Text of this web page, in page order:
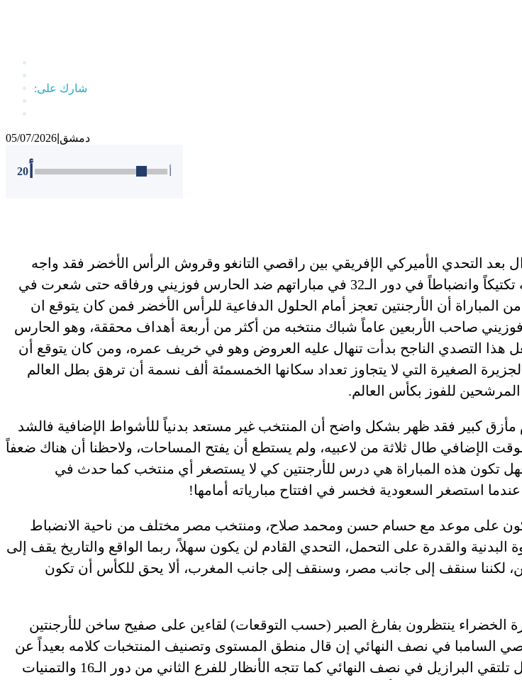
05/07/2026 دمشق
20
بعد التحدي الأميركي الإفريقي بين راقصي التانغو وقروش الرأس الأخضر فقد واجه
ميسي ورفاقه تكتيكاً وانضباطاً في دور الـ32 في مباراتهم ضد الحارس فوزيني ورفاقه حتى شعرت في
المباراة أن الأرجنتين تعجز أمام الحلول الدفاعية للرأس الأخضر فمن كان يتوقع ان
صاحب الأربعين عاماً شباك منتخبه من أكثر من أربعة أهداف محققة، وهو الحارس
هذا التصدي الناجح بدأت تنهال عليه العروض وهو في خريف عمره، ومن كان يتوقع أن
الصغيرة التي لا يتجاوز تعداد سكانها الخمسمئة ألف نسمة أن ترهق بطل العالم
المرشحين للفوز بكأس العالم.
مأزق كبير فقد ظهر بشكل واضح أن المنتخب غير مستعد بدنياً للأشواط الإضافية فالشد
الإضافي طال ثلاثة من لاعبيه، ولم يستطع أن يفتح المساحات، ولاحظنا أن هناك ضعفاً
فهل تكون هذه المباراة هي درس للأرجنتين كي لا يستصغر أي منتخب كما حدث في
استصغر السعودية فخسر في افتتاح مبارياته أمامها!
على موعد مع حسام حسن ومحمد صلاح، ومنتخب مصر مختلف من ناحية الانضباط
البدنية والقدرة على التحمل، التحدي القادم لن يكون سهلاً، ربما الواقع والتاريخ يقف إلى
لكننا سنقف إلى جانب مصر، وسنقف إلى جانب المغرب، ألا يحق للكأس أن تكون
الخضراء ينتظرون بفارغ الصبر (حسب التوقعات) لقاءين على صفيح ساخن للأرجنتين
السامبا في نصف النهائي إن قال منطق المستوى وتصنيف المنتخبات كلامه بعيداً عن
المفاجآت، فهل تلتقي البرازيل في نصف النهائي كما تتجه الأنظار للفرع الثاني من دور الـ16 والتمنيات